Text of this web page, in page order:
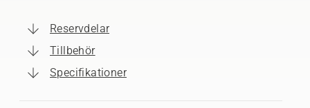
Reservdelar
Tillbehör
Specifikationer